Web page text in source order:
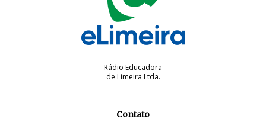
Rádio Educadora
de Limeira Ltda.
Contato